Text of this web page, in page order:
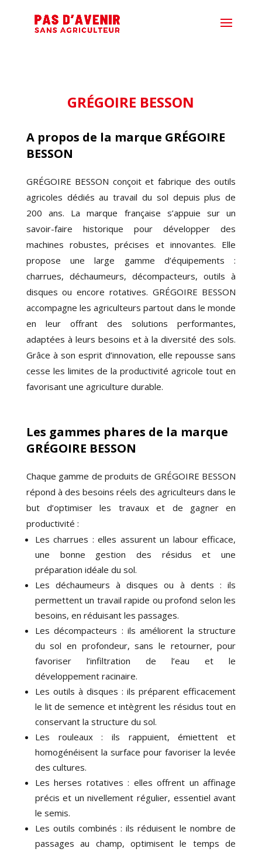
GRÉGOIRE BESSON
A propos de la marque GRÉGOIRE
BESSON
GRÉGOIRE BESSON conçoit et fabrique des outils
agricoles dédiés au travail du sol depuis plus de
200 ans. La marque française s’appuie sur un
savoir-faire historique pour développer des
machines robustes, précises et innovantes. Elle
propose une large gamme d’équipements :
charrues, déchaumeurs, décompacteurs, outils à
disques ou encore rotatives. GRÉGOIRE BESSON
accompagne les agriculteurs partout dans le monde
en leur offrant des solutions performantes,
adaptées à leurs besoins et à la diversité des sols.
Grâce à son esprit d’innovation, elle repousse sans
cesse les limites de la productivité agricole tout en
favorisant une agriculture durable.
Les gammes phares de la marque
GRÉGOIRE BESSON
Chaque gamme de produits de GRÉGOIRE BESSON
répond à des besoins réels des agriculteurs dans le
but d’optimiser les travaux et de gagner en
productivité :
Les charrues : elles assurent un labour efficace,
une bonne gestion des résidus et une
préparation idéale du sol.
Les déchaumeurs à disques ou à dents : ils
permettent un travail rapide ou profond selon les
besoins, en réduisant les passages.
Les décompacteurs : ils améliorent la structure
du sol en profondeur, sans le retourner, pour
favoriser l’infiltration de l’eau et le
développement racinaire.
Les outils à disques : ils préparent efficacement
le lit de semence et intègrent les résidus tout en
conservant la structure du sol.
Les rouleaux : ils rappuient, émiettent et
homogénéisent la surface pour favoriser la levée
des cultures.
Les herses rotatives : elles offrent un affinage
précis et un nivellement régulier, essentiel avant
le semis.
Les outils combinés : ils réduisent le nombre de
passages au champ, optimisent le temps de